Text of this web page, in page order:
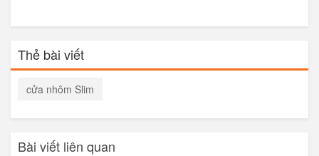
Thẻ bài viết
cửa nhôm Slim
Bài viết liên quan